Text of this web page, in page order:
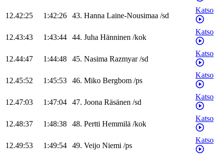
12.42:25 1:42:26 43. Hanna Laine-Nousimaa /sd
Katso
12.43:43 1:43:44 44. Juha Hänninen /kok
Katso
12.44:47 1:44:48 45. Nasima Razmyar/sd
Katso
12.45:52 1:45:53 46. Miko Bergbom /ps
Katso
12.47:03 1:47:04 47. Joona Räsänen /sd
Katso
12.48:37 1:48:38 48. Pertti Hemmilä /kok
Katso
12.49:53 1:49:54 49. Veijo Niemi /ps
Katso